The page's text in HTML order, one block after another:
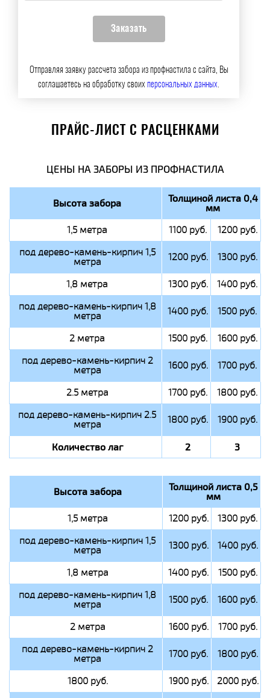
Отправляя заявку рассчета забора из профнастила с сайта, Вы
соглашаетесь на обработку своихперсональных данных.
ПРАЙС-ЛИСТ С РАСЦЕНКАМИ
ЦЕНЫ НА ЗАБОРЫ ИЗ ПРОФНАСТИЛА
Высота забора Толщиной листа 0,4
мм
1,5 метра 1100 руб.
1200 руб.
под дерево-камень-кирпич 1,5
метра 1200 руб. 1300 руб.
1,8 метра 1300 руб.
1400 руб.
под дерево-камень-кирпич 1,8
метра 1400 руб. 1500 руб.
2 метра 1500 руб.
1600 руб.
под дерево-камень-кирпич 2
метра 1600 руб. 1700 руб.
2.5 метра 1700 руб.
1800 руб.
под дерево-камень-кирпич 2.5
метра 1800 руб. 1900 руб.
Количество лаг 2 3
Высота забора Толщиной листа 0,5
мм
1,5 метра 1200 руб.
1300 руб.
под дерево-камень-кирпич 1,5
метра 1300 руб. 1400 руб.
1,8 метра 1400 руб.
1500 руб.
под дерево-камень-кирпич 1,8
метра 1500 руб. 1600 руб.
2 метра 1600 руб.
1700 руб.
под дерево-камень-кирпич 2
метра 1700 руб. 1800 руб.
1800 руб. 1900 руб.
2000 руб.